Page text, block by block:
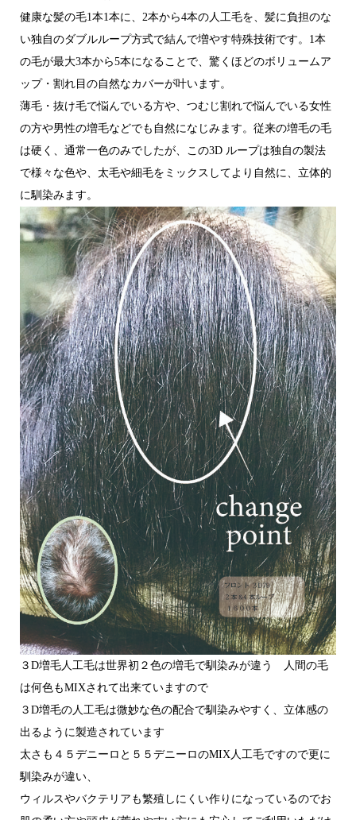
健康な髪の毛1本1本に、2本から4本の人工毛を、髪に負担のな
い独自のダブルループ方式で結んで増やす特殊技術です。1本
の毛が最大3本から5本になることで、驚くほどのボリュームア
ップ・割れ目の自然なカバーが叶います。
薄毛・抜け毛で悩んでいる方や、つむじ割れで悩んでいる女性
の方や男性の増毛などでも自然になじみます。従来の増毛の毛
は硬く、通常一色のみでしたが、この3D ループは独自の製法
で様々な色や、太毛や細毛をミックスしてより自然に、立体的
に馴染みます。
３D増毛人工毛は世界初２色の増毛で馴染みが違う 人間の毛
は何色もMIXされて出来ていますので
３D増毛の人工毛は微妙な色の配合で馴染みやすく、立体感の
出るように製造されています
太さも４５デニーロと５５デニーロのMIX人工毛ですので更に
馴染みが違い、
ウィルスやバクテリアも繁殖しにくい作りになっているのでお